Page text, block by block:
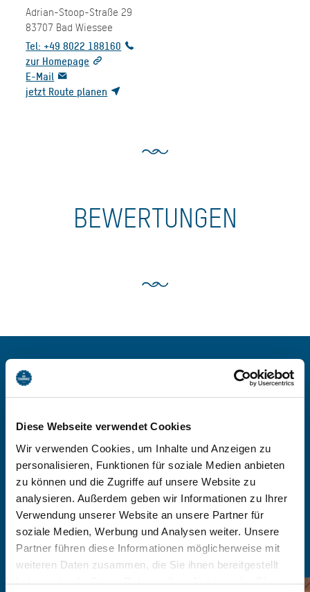
Diese Webseite verwendet Cookies
Wir verwenden Cookies, um Inhalte und Anzeigen zu
personalisieren, Funktionen für soziale Medien anbieten
zu können und die Zugriffe auf unsere Website zu
analysieren. Außerdem geben wir Informationen zu Ihrer
Verwendung unserer Website an unsere Partner für
soziale Medien, Werbung und Analysen weiter. Unsere
Partner führen diese Informationen möglicherweise mit
weiteren Daten zusammen, die Sie ihnen bereitgestellt
haben oder die Sie im Rahmen Ihrer Nutzung der Dienste
Adrian-Stoop-Straße 29
83707 Bad Wiessee
Tel: +49 8022 188160
zur Homepage
E-Mail
jetzt Route planen
BEWERTUNGEN
BEI HOTEL VILLA LAGO
BUCHEN
-
Anzahl Personen
Zimmer finden